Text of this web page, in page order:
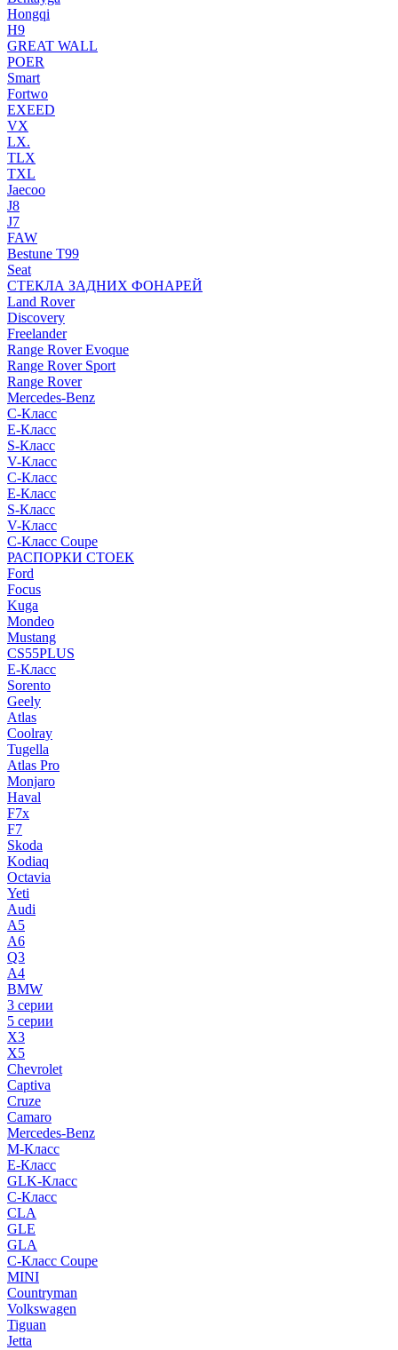
Hongqi
H9
GREAT WALL
POER
Smart
Fortwo
EXEED
VX
LX.
TLX
TXL
Jaecoo
J8
J7
FAW
Bestune T99
Seat
СТЕКЛА ЗАДНИХ ФОНАРЕЙ
Land Rover
Discovery
Freelander
Range Rover Evoque
Range Rover Sport
Range Rover
Mercedes-Benz
C-Класс
E-Класс
S-Класс
V-Класс
C-Класс
E-Класс
S-Класс
V-Класс
C-Класс Coupe
РАСПОРКИ СТОЕК
Ford
Focus
Kuga
Mondeo
Mustang
CS55PLUS
E-Класс
Sorento
Geely
Atlas
Coolray
Tugella
Atlas Pro
Monjaro
Haval
F7x
F7
Skoda
Kodiaq
Octavia
Yeti
Audi
A5
A6
Q3
A4
BMW
3 серии
5 серии
X3
X5
Chevrolet
Captiva
Cruze
Camaro
Mercedes-Benz
M-Класс
E-Класс
GLK-Класс
C-Класс
CLA
GLE
GLA
C-Класс Coupe
MINI
Countryman
Volkswagen
Tiguan
Jetta